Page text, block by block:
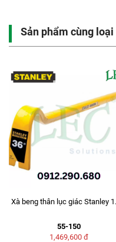
Sản phẩm cùng loại
Xà beng thân lục giác Stanley
55-150
1,469,600 đ